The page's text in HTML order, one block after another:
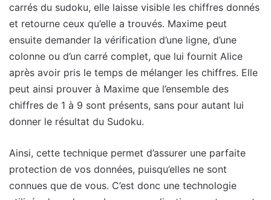
carrés du sudoku, elle laisse visible les chiffres donnés
et retourne ceux qu’elle a trouvés. Maxime peut
ensuite demander la vérification d’une ligne, d’une
colonne ou d’un carré complet, que lui fournit Alice
après avoir pris le temps de mélanger les chiffres. Elle
peut ainsi prouver à Maxime que l’ensemble des
chiffres de 1 à 9 sont présents, sans pour autant lui
donner le résultat du Sudoku.
Ainsi, cette technique permet d’assurer une parfaite
protection de vos données, puisqu’elles ne sont
connues que de vous. C’est donc une technologie